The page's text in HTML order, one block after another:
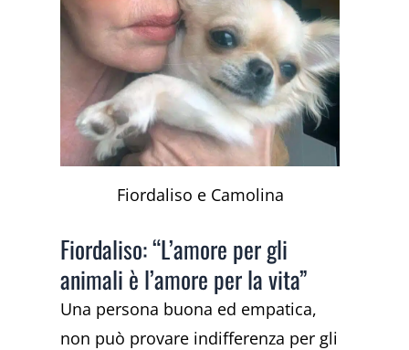
Fiordaliso e Camolina
Fiordaliso: “L’amore per gli
animali è l’amore per la vita”
Una persona buona ed empatica,
non può provare indifferenza per gli